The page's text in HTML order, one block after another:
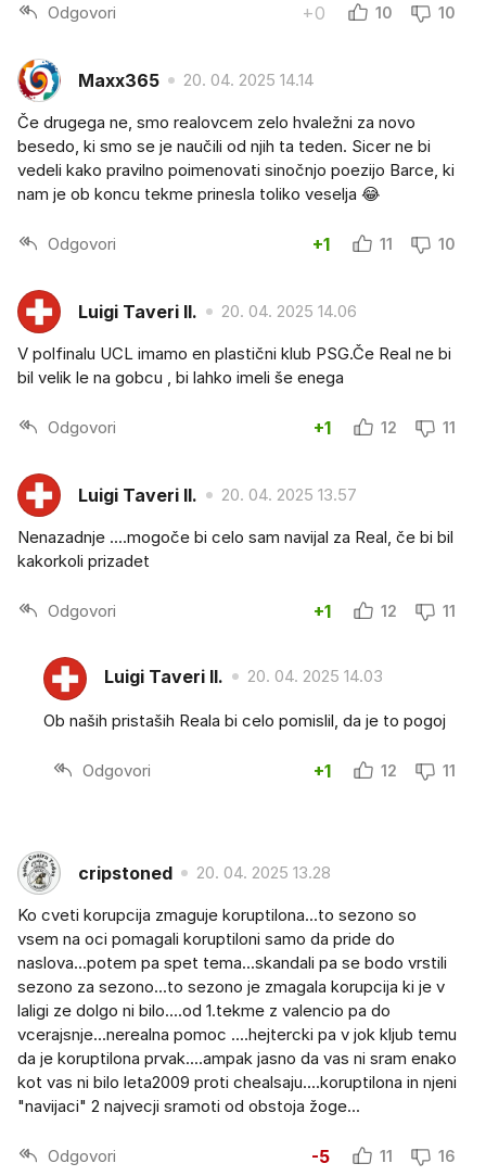
Odgovori +0 10 10
Maxx365 20. 04. 2025 14.14
Če drugega ne, smo realovcem zelo hvaležni za novo
besedo, ki smo se je naučili od njih ta teden. Sicer ne bi
vedeli kako pravilno poimenovati sinočnjo poezijo Barce, ki
nam je ob koncu tekme prinesla toliko veselja 😂
Odgovori +1 11 10
Luigi Taveri II. 20. 04. 2025 14.06
V polfinalu UCL imamo en plastični klub PSG.Če Real ne bi
bil velik le na gobcu , bi lahko imeli še enega
Odgovori +1 12 11
Luigi Taveri II. 20. 04. 2025 13.57
Nenazadnje ....mogoče bi celo sam navijal za Real, če bi bil
kakorkoli prizadet
Odgovori +1 12 11
Luigi Taveri II. 20. 04. 2025 14.03
Ob naših pristaših Reala bi celo pomislil, da je to pogoj
Odgovori +1 12 11
cripstoned 20. 04. 2025 13.28
Ko cveti korupcija zmaguje koruptilona...to sezono so
vsem na oci pomagali koruptiloni samo da pride do
naslova...potem pa spet tema...skandali pa se bodo vrstili
sezono za sezono...to sezono je zmagala korupcija ki je v
laligi ze dolgo ni bilo....od 1.tekme z valencio pa do
vcerajsnje...nerealna pomoc ....hejtercki pa v jok kljub temu
da je koruptilona prvak....ampak jasno da vas ni sram enako
kot vas ni bilo leta2009 proti chealsaju....koruptilona in njeni
"navijaci" 2 najvecji sramoti od obstoja žoge...
Odgovori -5 11 16